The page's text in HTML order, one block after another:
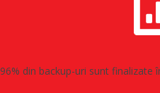
96% din backup-uri sunt finalizate